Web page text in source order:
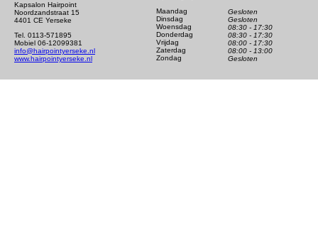
Kapsalon Hairpoint
Noordzandstraat 15
4401 CE Yerseke
Tel. 0113-571895
Mobiel 06-12099381
info@hairpointyerseke.nl
www.hairpointyerseke.nl
Maandag
Dinsdag
Woensdag
Donderdag
Vrijdag
Zaterdag
Zondag
Gesloten
Gesloten
08:30 - 17:30
08:30 - 17:30
08:00 - 17:30
08:00 - 13:00
Gesloten